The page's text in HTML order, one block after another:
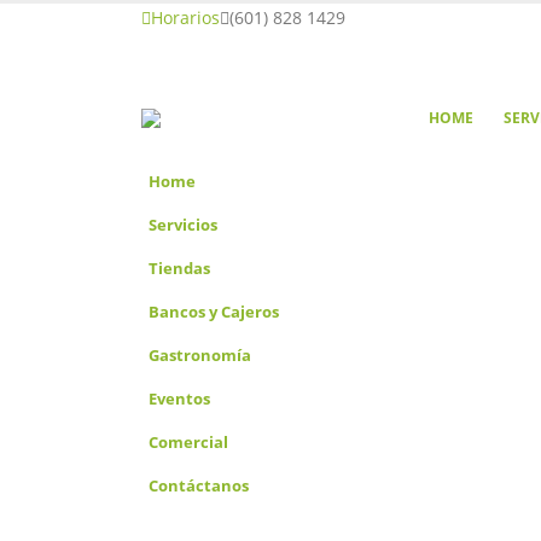
Horarios (601) 828 1429
HOME
Home
Servicios
Tiendas
Bancos y Cajeros
Gastronomía
Eventos
Comercial
Contáctanos